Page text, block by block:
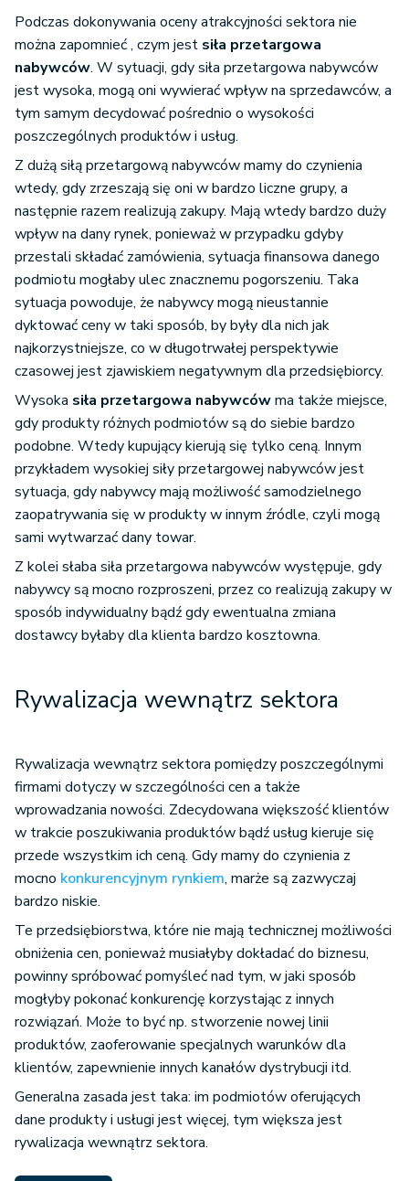
Podczas dokonywania oceny atrakcyjności sektora nie
można zapomnieć , czym jest siła przetargowa
nabywców. W sytuacji, gdy siła przetargowa nabywców
jest wysoka, mogą oni wywierać wpływ na sprzedawców, a
tym samym decydować pośrednio o wysokości
poszczególnych produktów i usług.
Z dużą siłą przetargową nabywców mamy do czynienia
wtedy, gdy zrzeszają się oni w bardzo liczne grupy, a
następnie razem realizują zakupy. Mają wtedy bardzo duży
wpływ na dany rynek, ponieważ w przypadku gdyby
przestali składać zamówienia, sytuacja finansowa danego
podmiotu mogłaby ulec znacznemu pogorszeniu. Taka
sytuacja powoduje, że nabywcy mogą nieustannie
dyktować ceny w taki sposób, by były dla nich jak
najkorzystniejsze, co w długotrwałej perspektywie
czasowej jest zjawiskiem negatywnym dla przedsiębiorcy.
Wysoka siła przetargowa nabywcówma także miejsce,
gdy produkty różnych podmiotów są do siebie bardzo
podobne. Wtedy kupujący kierują się tylko ceną. Innym
przykładem wysokiej siły przetargowej nabywców jest
sytuacja, gdy nabywcy mają możliwość samodzielnego
zaopatrywania się w produkty w innym źródle, czyli mogą
sami wytwarzać dany towar.
Z kolei słaba siła przetargowa nabywców występuje, gdy
nabywcy są mocno rozproszeni, przez co realizują zakupy w
sposób indywidualny bądź gdy ewentualna zmiana
dostawcy byłaby dla klienta bardzo kosztowna.
Rywalizacja wewnątrz sektora
Rywalizacja wewnątrz sektora pomiędzy poszczególnymi
firmami dotyczy w szczególności cen a także
wprowadzania nowości. Zdecydowana większość klientów
w trakcie poszukiwania produktów bądź usług kieruje się
przede wszystkim ich ceną. Gdy mamy do czynienia z
mocno konkurencyjnym rynkiem, marże są zazwyczaj
bardzo niskie.
Te przedsiębiorstwa, które nie mają technicznej możliwości
obniżenia cen, ponieważ musiałyby dokładać do biznesu,
powinny spróbować pomyśleć nad tym, w jaki sposób
mogłyby pokonać konkurencję korzystając z innych
rozwiązań. Może to być np. stworzenie nowej linii
produktów, zaoferowanie specjalnych warunków dla
klientów, zapewnienie innych kanałów dystrybucji itd.
Generalna zasada jest taka: im podmiotów oferujących
dane produkty i usługi jest więcej, tym większa jest
rywalizacja wewnątrz sektora.